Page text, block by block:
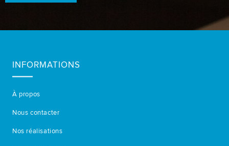
INFORMATIONS
À propos
Nous contacter
Nos réalisations